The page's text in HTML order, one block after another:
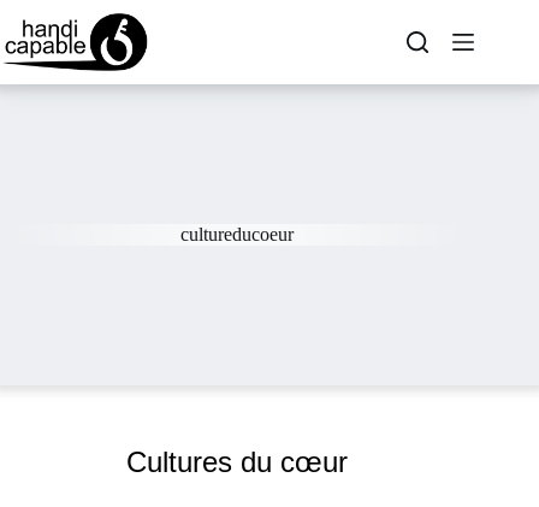
cultureducoeur
Cultures du cœur